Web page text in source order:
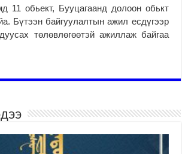
11 обьект, Бууцагаанд долоон обькт
Бүтээн байгуулалтын ажил есдүгээр
төлөвлөгөөтэй ажиллаж байгаа